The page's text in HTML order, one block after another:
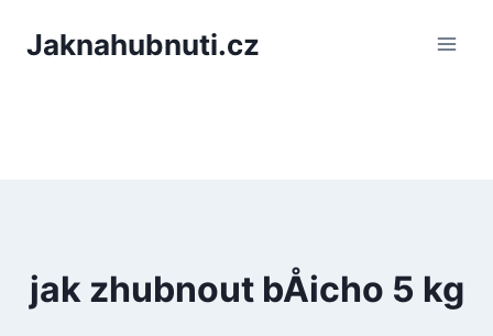
Jaknahubnuti.cz
jak zhubnout bÅicho 5 kg